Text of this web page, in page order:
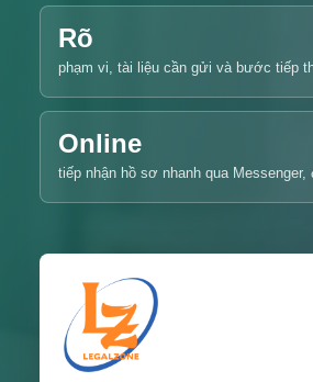
Rõ
phạm vi, tài liệu cần gửi và bước tiếp
Online
tiếp nhận hồ sơ nhanh qua Messenger,